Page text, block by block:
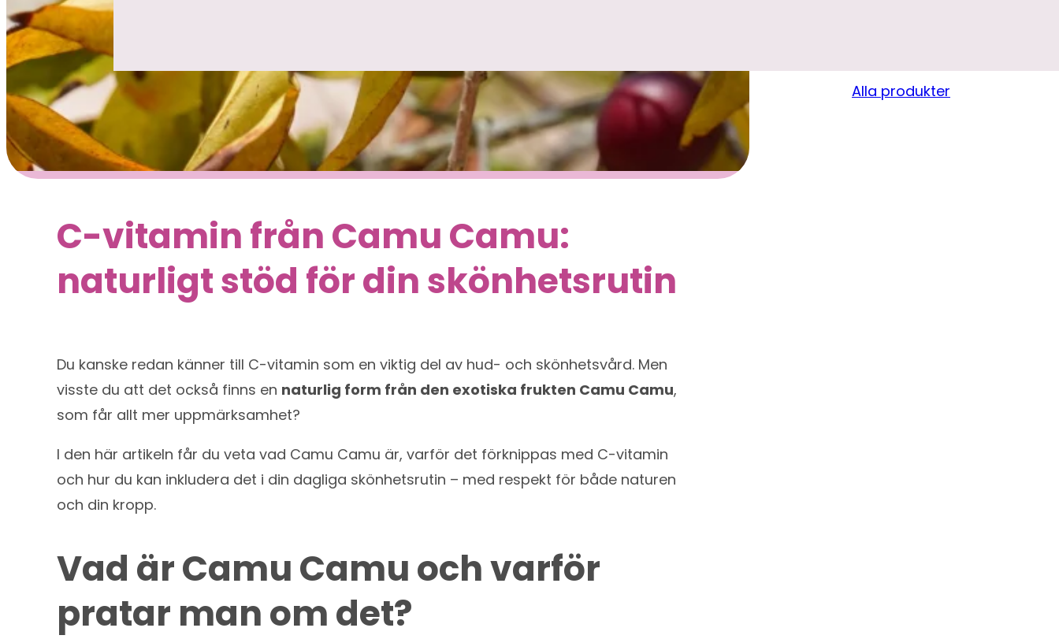
C-vitamin från Camu Camu:
naturligt stöd för din skönhetsrutin
Du kanske redan känner till C-vitamin som en viktig del av hud- och skönhetsvård. Men
visste du att det också finns en naturlig form från den exotiska frukten Camu Camu,
som får allt mer uppmärksamhet?
I den här artikeln får du veta vad Camu Camu är, varför det förknippas med C-vitamin
och hur du kan inkludera det i din dagliga skönhetsrutin – med respekt för både naturen
och din kropp.
Vad är Camu Camu och varför
pratar man om det?
Alla produkter